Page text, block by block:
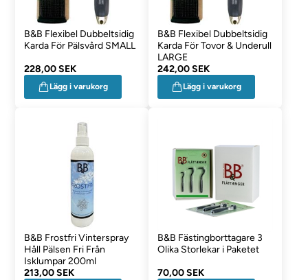
B&B Flexibel Dubbeltsidig
Karda För Pälsvård SMALL
228,00 SEK
Lägg i varukorg
B&B Flexibel Dubbeltsidig
Karda För Tovor & Underull
LARGE
242,00 SEK
Lägg i varukorg
B&B Frostfri Vinterspray
Håll Pälsen Fri Från
Isklumpar 200ml
213,00 SEK
B&B Fästingborttagare 3
Olika Storlekar i Paketet
70,00 SEK